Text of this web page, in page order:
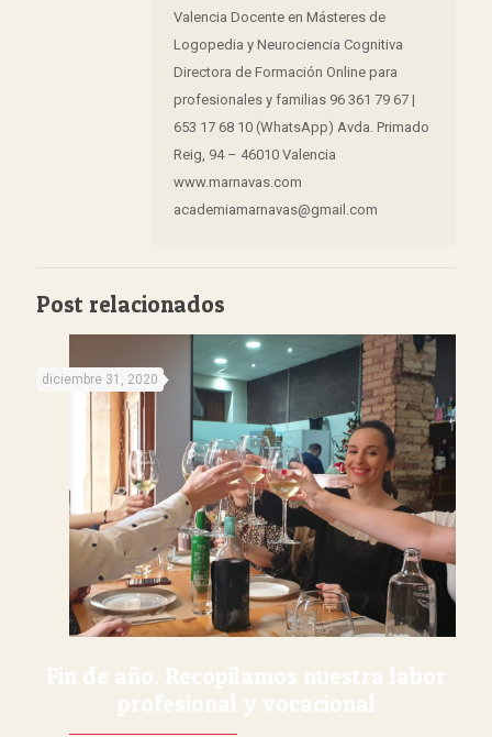
Valencia Docente en Másteres de
Logopedia y Neurociencia Cognitiva
Directora de Formación Online para
profesionales y familias 96 361 79 67 |
653 17 68 10 (WhatsApp) Avda. Primado
Reig, 94 – 46010 Valencia
www.marnavas.com
academiamarnavas@gmail.com
Post relacionados
diciembre 31, 2020
Fin de año. Recopilamos nuestra labor
profesional y vocacional